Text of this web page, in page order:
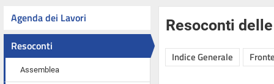
Agenda dei Lavori
Resoconti
Assemblea
Resoconti
Indice Generale